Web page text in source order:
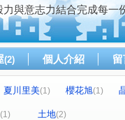
與意志力結合完成每一
(2) 個人介紹
夏川里美(1) 櫻花旭(1)
方城 一森峰
(1) 土地(2)